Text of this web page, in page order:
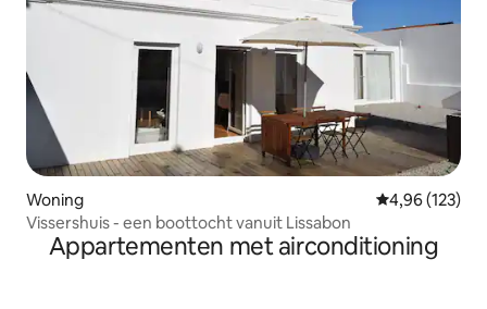
Woning Gemiddelde
4,96 (123)
Vissershuis - een boottocht vanuit Lissabon
Appartementen met airconditioning